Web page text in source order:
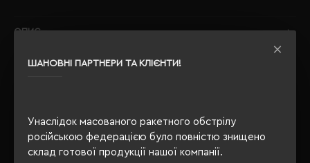
ШАНОВНІ ПАРТНЕРИ ТА КЛІЄНТИ!
Унаслідок масованого ракетного обстрілу
російською федерацією було повністю знищено
склад готової продукції нашої компанії.
ОПИС
ВІДГУКИ
РЕКОМЕНДУЄМО